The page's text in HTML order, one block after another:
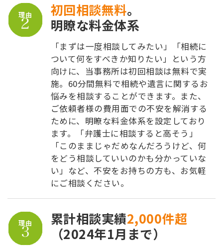
理由 初回相談無料。
明瞭な料金体系
「まずは一度相談してみたい」「相続に
ついて何をすべきか知りたい」という方
向けに、当事務所は初回相談は無料で実
施。60分間無料で相続や遺言に関するお
悩みを相談することができます。また、
ご依頼者様の費用面での不安を解消する
ために、明瞭な料金体系を設定しており
ます。「弁護士に相談すると高そう」
「このままじゃだめなんだろうけど、何
をどう相談していいのかも分かっていな
い」など、不安をお持ちの方も、お気軽
にご相談ください。
理由 累計相談実績2,000件超
（2024年1月まで）